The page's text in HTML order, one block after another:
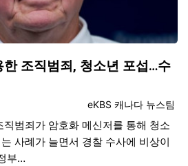
조직범죄, 청소년 포섭…수
등록자
eKBS 캐나다 뉴스팀
범죄가 암호화 메신저를 통해 청소
사례가 늘면서 경찰 수사에 비상이
부…